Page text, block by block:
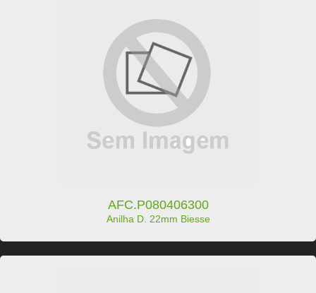
AFC.P080406300
Anilha D. 22mm Biesse